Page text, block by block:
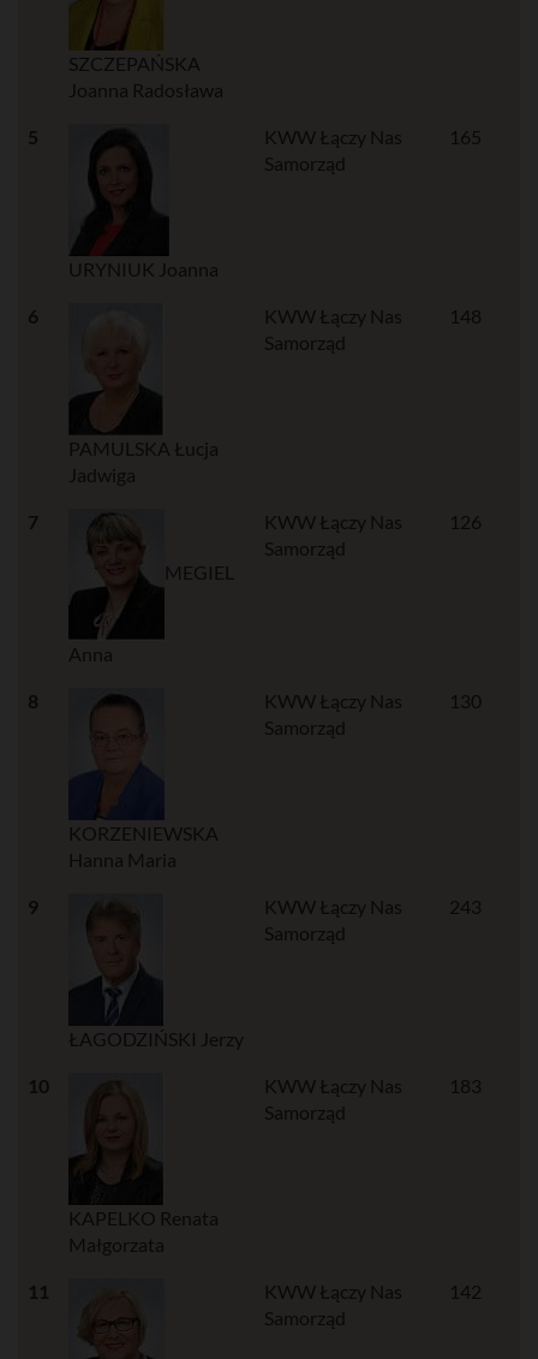
SZCZEPAŃSKA
Joanna Radosława
5
URYNIUK Joanna
KWW Łączy Nas
Samorząd
165
6
PAMULSKA Łucja
Jadwiga
KWW Łączy Nas
Samorząd
148
7
MEGIEL
Anna
KWW Łączy Nas
Samorząd
126
8
KORZENIEWSKA
Hanna Maria
KWW Łączy Nas
Samorząd
130
9
ŁAGODZIŃSKI Jerzy
KWW Łączy Nas
Samorząd
243
10
KAPELKO Renata
Małgorzata
KWW Łączy Nas
Samorząd
183
11
KWW Łączy Nas
Samorząd
142